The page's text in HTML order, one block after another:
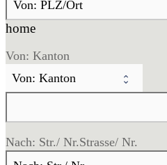
home
Von: Kanton
Nach: Str./ Nr.Strasse/ Nr.